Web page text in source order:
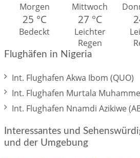
Morgen
25 °C
Bedeckt
Mittwoch
27 °C
Leichter
Regen
Flughäfen in Nigeria
Int. Flughafen Akwa Ibom (QUO)
Int. Flughafen
Interessantes und
und der Umgebung